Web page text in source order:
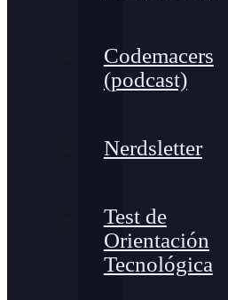
Codemacers
(podcast)
Nerdsletter
Test de
Orientación
Tecnológica